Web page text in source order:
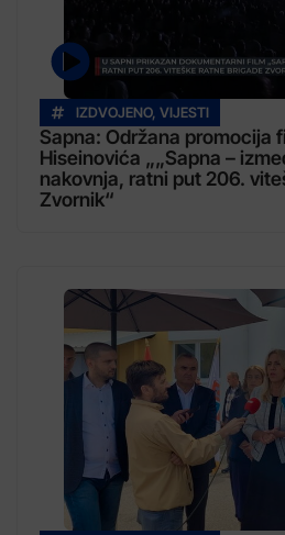
IZDVOJENO, VIJESTI
Sapna: Održana promocija
Hiseinovića „„Sapna –
nakovnja, ratni put 206.
Zvornik“